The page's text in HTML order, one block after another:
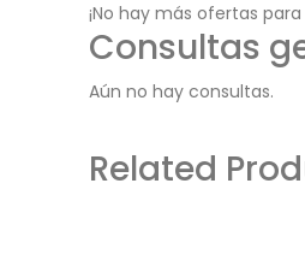
¡No hay más ofertas
Consultas
Aún no hay consultas.
Related